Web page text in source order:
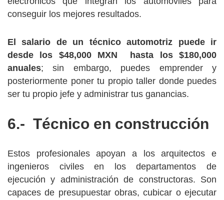
conseguir los mejores resultados.
El salario de un técnico automotriz puede ir
desde los $48,000 MXN hasta los $180,000
anuales; sin embargo, puedes emprender y
posteriormente poner tu propio taller donde puedes
ser tu propio jefe y administrar tus ganancias.
6.- Técnico en construcción
Estos profesionales apoyan a los arquitectos e
ingenieros civiles en los departamentos de
ejecución y administración de constructoras. Son
capaces de presupuestar obras, cubicar o ejecutar